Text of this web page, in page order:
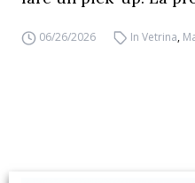
06/26/2026 In Vetrina,